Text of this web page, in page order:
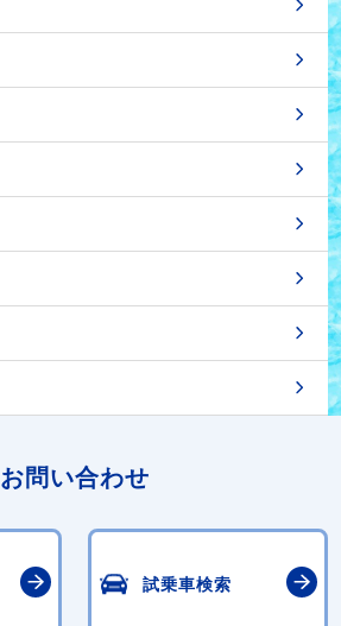
お問い合わせ
試乗車検索